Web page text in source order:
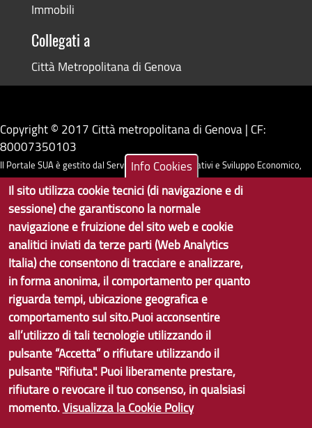
Immobili
Collegati a
Città Metropolitana di Genova
Copyright © 2017 Città metropolitana di Genova | CF:
80007350103
Il Portale SUA è gestito dal Servizio Sistemi Informativi e Sviluppo Economico,
GenovaMetropoli
Tecnologie e Accessibilità
Contatti per il sito Web
Info Cookies
Il sito utilizza cookie tecnici (di navigazione e di
sessione) che garantiscono la normale
navigazione e fruizione del sito web e cookie
analitici inviati da terze parti (Web Analytics
Italia) che consentono di tracciare e analizzare,
in forma anonima, il comportamento per quanto
riguarda tempi, ubicazione geografica e
comportamento sul sito.Puoi acconsentire
all’utilizzo di tali tecnologie utilizzando il
pulsante “Accetta” o rifiutare utilizzando il
pulsante "Rifiuta". Puoi liberamente prestare,
rifiutare o revocare il tuo consenso, in qualsiasi
momento.Visualizza la Cookie Policy